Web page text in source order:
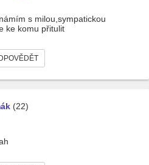
s milou,sympatickou
ke komu přitulit
(22)